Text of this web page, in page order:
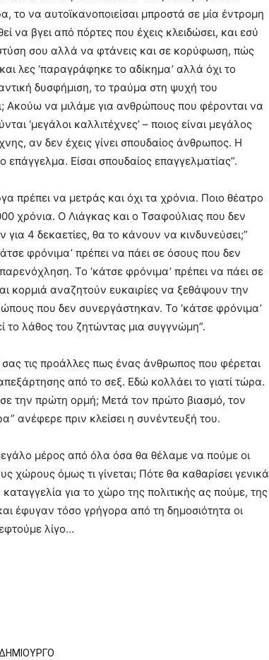
το να αυτοϊκανοποιείσαι μπροστά σε μία έντρομη
να βγει από πόρτες που έχεις κλειδώσει, και εσύ
σου αλλά να φτάνεις και σε κορύφωση, πώς
λες ‘παραγράφηκε το αδίκημα’ αλλά όχι το
δυσφήμιση, το τραύμα στη ψυχή του
να μιλάμε για ανθρώπους που φέρονται να
‘μεγάλοι καλλιτέχνες’ – ποιος είναι μεγάλος
αν δεν έχεις γίνει σπουδαίος άνθρωπος. Η
Είσαι σπουδαίος επαγγελματίας”.
πρέπει να μετράς και όχι τα χρόνια. Ποιο θέατρο
χρόνια. Ο Λιάγκας και ο Τσαφούλιας που δεν
4 δεκαετίες, θα το κάνουν να κινδυνεύσει;”
φρόνιμα’ πρέπει να πάει σε όσους που δεν
Το ‘κάτσε φρόνιμα’ πρέπει να πάει σε
κορμιά αναζητούν ευκαιρίες να ξεθάψουν την
που δεν συνεργάστηκαν. Το ‘κάτσε φρόνιμα’
το λάθος του ζητώντας μια συγγνώμη”.
τις προάλλες πως ένας άνθρωπος που φέρεται
από το σεξ. Εδώ κολλάει το γιατί τώρα.
την πρώτη ορμή; Μετά τον πρώτο βιασμό, τον
ανέφερε πριν κλείσει η συνέντευξή του.
μέρος από όλα όσα θα θέλαμε να πούμε οι
χώρους όμως τι γίνεται; Πότε θα καθαρίσει γενικά
για το χώρο της πολιτικής ας πούμε, της
έφυγαν τόσο γρήγορα από τη δημοσιότητα οι
λίγο…